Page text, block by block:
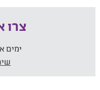
צרו
ימים